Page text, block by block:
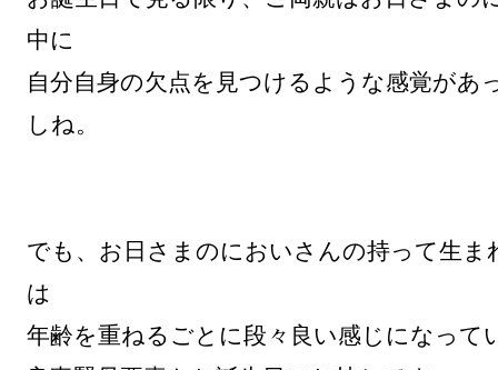
中に
自分自身の欠点を見つけるような感覚があ
しね。
でも、お日さまのにおいさんの持って生ま
は
年齢を重ねるごとに段々良い感じになって